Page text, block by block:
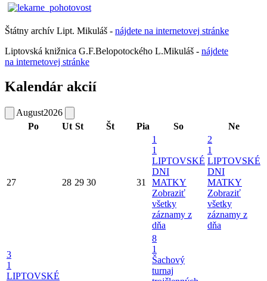
Štátny archív Lipt. Mikuláš - nájdete na internetovej stránke
Liptovská knižnica G.F.Belopotockého L.Mikuláš - nájdete
na internetovej stránke
Kalendár akcií
August2026
Po
Ut St Št Pia So Ne
27 28 29 30 31
1
1
LIPTOVSKÉ
DNI
MATKY
Zobraziť
všetky
záznamy z
dňa
2
1
LIPTOVSKÉ
DNI
MATKY
Zobraziť
všetky
záznamy z
dňa
3
1
LIPTOVSKÉ
8
1
Šachový
turnaj